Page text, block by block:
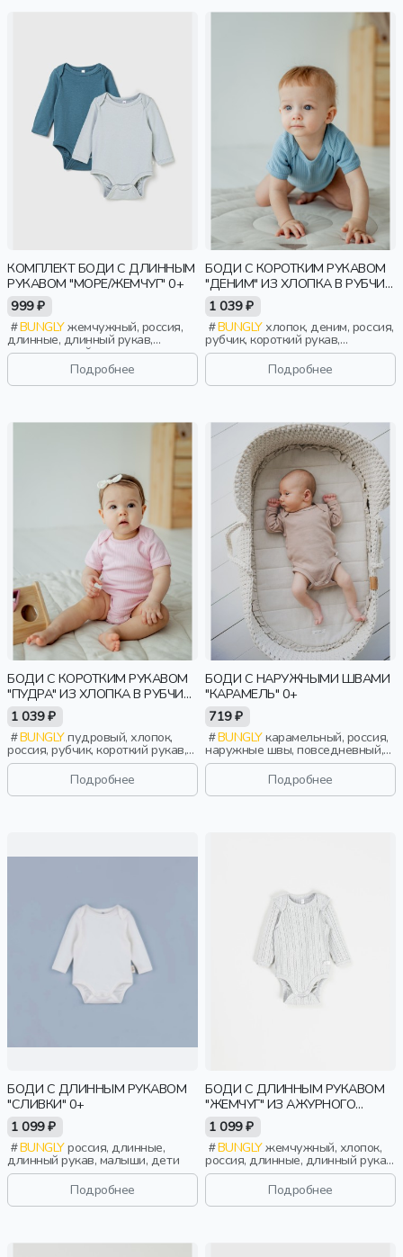
КОМПЛЕКТ БОДИ С ДЛИННЫМ
РУКАВОМ "МОРЕ/ЖЕМЧУГ" 0+
999 ₽
BUNGLYжемчужный, россия,
длинные, длинный рукав,
повседневный, малыши, дети
Подробнее
БОДИ С КОРОТКИМ РУКАВОМ
"ДЕНИМ" ИЗ ХЛОПКА В РУБЧИК
0+
1 039 ₽
BUNGLYхлопок, деним, россия,
рубчик, короткий рукав,
короткие, малыши, дети
Подробнее
БОДИ С КОРОТКИМ РУКАВОМ
"ПУДРА" ИЗ ХЛОПКА В РУБЧИК
0+
1 039 ₽
BUNGLYпудровый, хлопок,
россия, рубчик, короткий рукав,
короткие, малыши, дети
Подробнее
БОДИ С НАРУЖНЫМИ ШВАМИ
"КАРАМЕЛЬ" 0+
719 ₽
BUNGLYкарамельный, россия,
наружные швы, повседневный,
новорожденные, дети
Подробнее
БОДИ С ДЛИННЫМ РУКАВОМ
"СЛИВКИ" 0+
1 099 ₽
BUNGLYроссия, длинные,
длинный рукав, малыши, дети
Подробнее
БОДИ С ДЛИННЫМ РУКАВОМ
"ЖЕМЧУГ" ИЗ АЖУРНОГО
ХЛОПКА 0+
1 099 ₽
BUNGLYжемчужный, хлопок,
россия, длинные, длинный рукав,
ажур, новорожденные, дети
Подробнее